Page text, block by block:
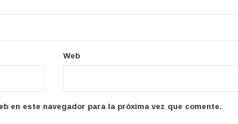
Web
en este navegador para la próxima vez que comente.